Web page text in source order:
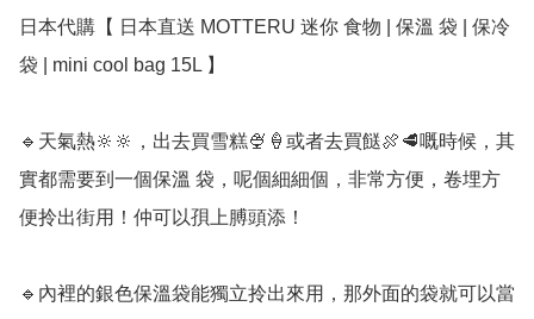
日本代購【 日本直送 MOTTERU 迷你 食物 | 保溫 袋 | 保冷
袋 | mini cool bag 15L 】﻿
🔹天氣熱🔆🔆，出去買雪糕🍨🍦或者去買餸🍖🥩嘅時候，其
實都需要到一個保溫 袋，呢個細細個，非常方便，卷埋方
便拎出街用！仲可以孭上膊頭添！
🔹內裡的銀色保溫袋能獨立拎出來用，那外面的袋就可以當